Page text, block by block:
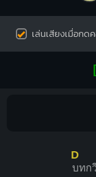
เล่นเสียงเมื่อกด
D
บทก